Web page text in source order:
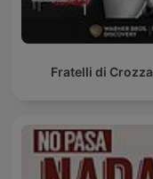
Fratelli di Crozza